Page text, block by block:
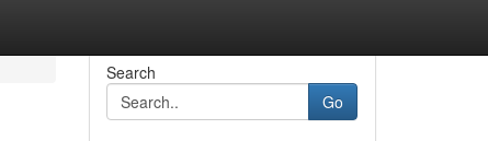
Search
Go